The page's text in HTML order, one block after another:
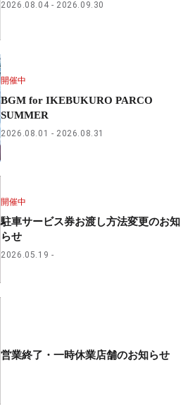
2026.08.04 2026.09.30
開催中
BGM for IKEBUKURO PARCO
SUMMER
2026.08.01 2026.08.31
開催中
駐車サービス券お渡し方法変更のお知
らせ
2026.05.19
営業終了・一時休業店舗のお知らせ